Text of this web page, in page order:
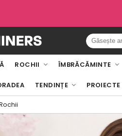
ROCHII ÎMBRĂCĂMINTE
TENDINȚE PROIECTE